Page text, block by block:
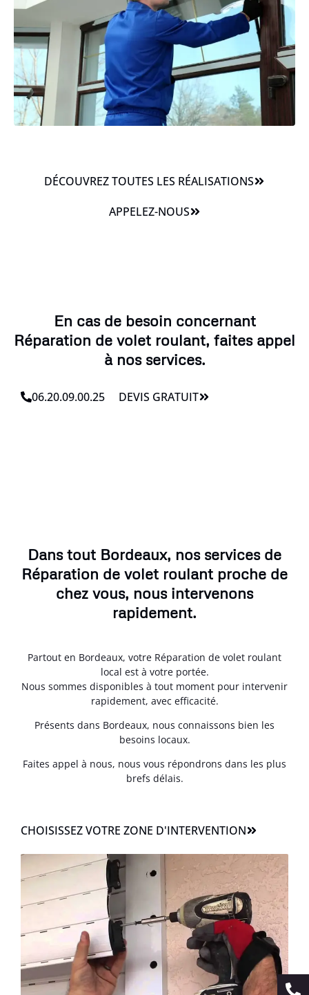
DÉCOUVREZ TOUTES LES RÉALISATIONS
APPELEZ-NOUS
En cas de besoin concernant
Réparation de volet roulant, faites appel
à nos services.
06.20.09.00.25 DEVIS GRATUIT
Dans tout Bordeaux, nos services de
Réparation de volet roulant proche de
chez vous, nous intervenons
rapidement.
Partout en Bordeaux, votre Réparation de volet roulant
local est à votre portée.
Nous sommes disponibles à tout moment pour intervenir
rapidement, avec efficacité.
Présents dans Bordeaux, nous connaissons bien les
besoins locaux.
Faites appel à nous, nous vous répondrons dans les plus
brefs délais.
CHOISISSEZ VOTRE ZONE D'INTERVENTION